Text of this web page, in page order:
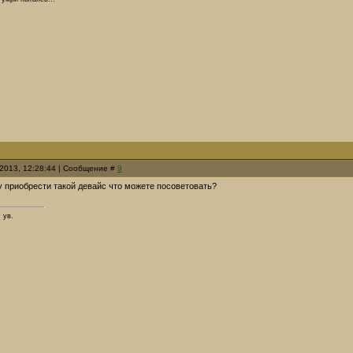
12:28:44 | Сообщение # 9
такой девайс что можете посоветовать?
ув.